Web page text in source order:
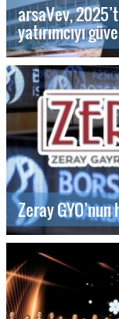
arsaVev,
yatırımcıyı
Zeray